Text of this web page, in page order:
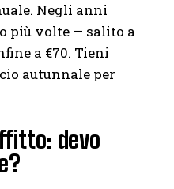
Negli anni
più volte — salito a
a €70. Tieni
autunnale per
devo